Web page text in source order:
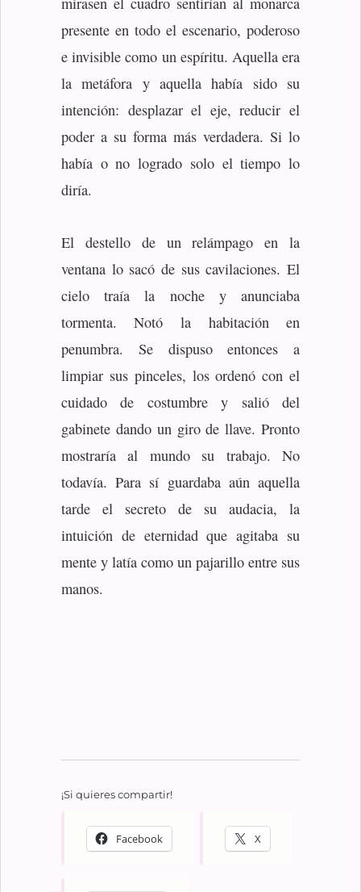
presente en todo el escenario, poderoso
e invisible como un espíritu. Aquella era
la metáfora y aquella había sido su
intención: desplazar el eje, reducir el
poder a su forma más verdadera. Si lo
había o no logrado solo el tiempo lo
diría.
El destello de un relámpago en la
ventana lo sacó de sus cavilaciones. El
cielo traía la noche y anunciaba
tormenta. Notó la habitación en
penumbra. Se dispuso entonces a
limpiar sus pinceles, los ordenó con el
cuidado de costumbre y salió del
gabinete dando un giro de llave. Pronto
mostraría al mundo su trabajo. No
todavía. Para sí guardaba aún aquella
tarde el secreto de su audacia, la
intuición de eternidad que agitaba su
mente y latía como un pajarillo entre sus
manos.
¡Si quieres compartir!
Facebook X